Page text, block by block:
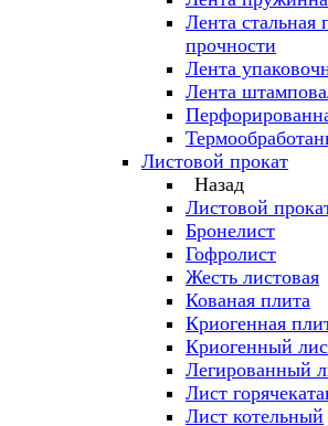
Лента
прочности
Лента
Лента
Листовой прокат
Назад
Листовой
Бронелист
Гофролист
Жесть листовая
Кованая плита
Криогенная
Криогенный
Легированный
Лист
Лист котельный